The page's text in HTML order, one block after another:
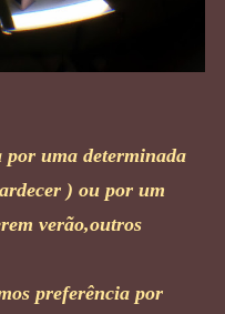
por uma determinada
) ou por um
verão,outros
preferência por